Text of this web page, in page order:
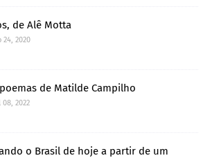
de Alê Motta
24, 2020
de Matilde Campilho
2022
o Brasil de hoje a partir de um